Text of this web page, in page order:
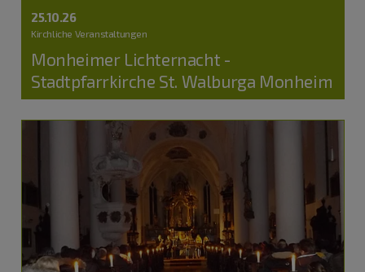
25.10.26
Kirchliche Veranstaltungen
Monheimer Lichternacht -
Stadtpfarrkirche St. Walburga Monheim